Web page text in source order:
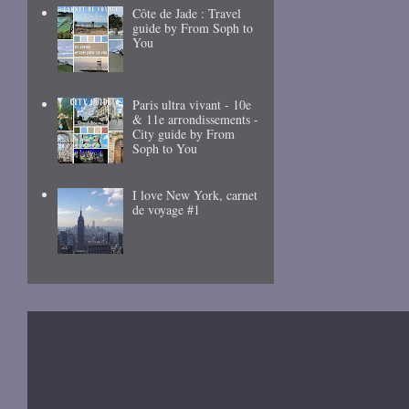
Côte de Jade : Travel
guide by From Soph to
You
Paris ultra vivant - 10e
& 11e arrondissements -
City guide by From
Soph to You
I love New York, carnet
de voyage #1